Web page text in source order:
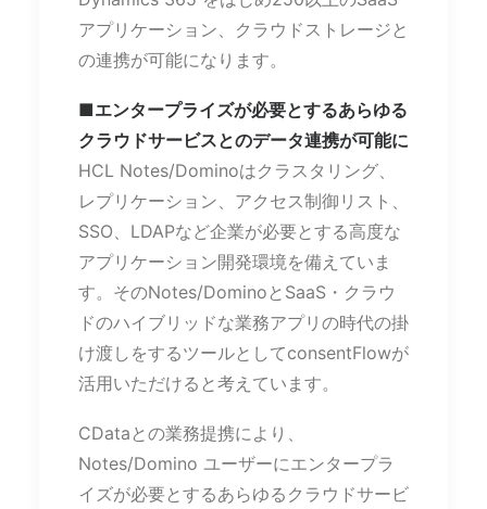
アプリケーション、クラウドストレージと
の連携が可能になります。
■エンタープライズが必要とするあらゆる
クラウドサービスとのデータ連携が可能に
HCL Notes/Dominoはクラスタリング、
レプリケーション、アクセス制御リスト、
SSO、LDAPなど企業が必要とする高度な
アプリケーション開発環境を備えていま
す。そのNotes/DominoとSaaS・クラウ
ドのハイブリッドな業務アプリの時代の掛
け渡しをするツールとしてconsentFlowが
活用いただけると考えています。
CDataとの業務提携により、
Notes/Domino ユーザーにエンタープラ
イズが必要とするあらゆるクラウドサービ